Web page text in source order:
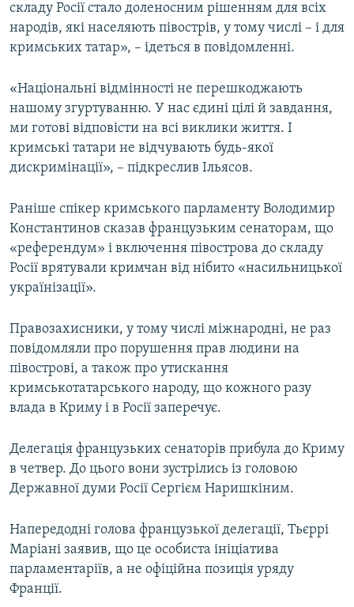
складу Росії стало доленосним рішенням для всіх
народів, які населяють півострів, у тому числі – і для
кримських татар», – ідеться в повідомленні.
«Національні відмінності не перешкоджають
нашому згуртуванню. У нас єдині цілі й завдання,
ми готові відповісти на всі виклики життя. І
кримські татари не відчувають будь-якої
дискримінації», – підкреслив Ільясов.
Раніше спікер кримського парламенту Володимир
Константинов сказав французьким сенаторам, що
«референдум» і включення півострова до складу
Росії врятували кримчан від нібито «насильницької
українізації».
Правозахисники, у тому числі міжнародні, не раз
повідомляли про порушення прав людини на
півострові, а також про утискання
кримськотатарського народу, що кожного разу
влада в Криму і в Росії заперечує.
Делегація французьких сенаторів прибула до Криму
в четвер. До цього вони зустрілись із головою
Державної думи Росії Сергієм Наришкіним.
Напередодні голова французької делегації, Тьєррі
Маріані заявив, що це особиста ініціатива
парламентаріїв, а не офіційна позиція уряду
Франції.